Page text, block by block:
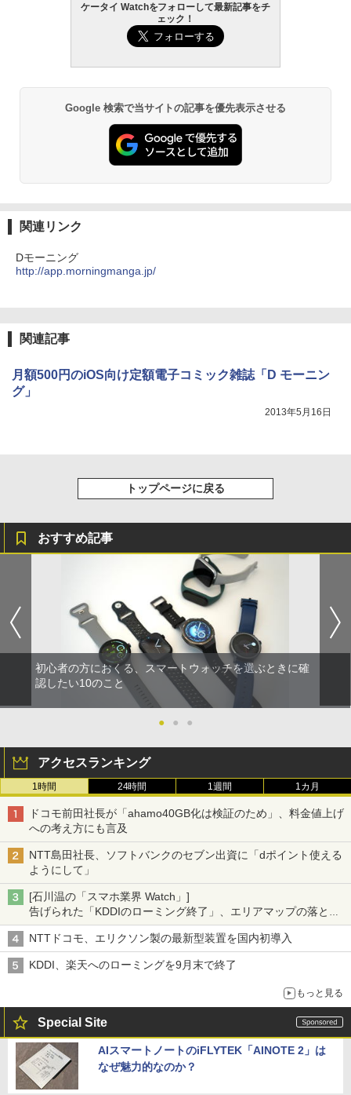
ケータイ Watchをフォローして最新記事をチ
ェック！
Google 検索で当サイトの記事を優先表示させる
関連リンク
Dモーニング
http://app.morningmanga.jp/
関連記事
月額500円のiOS向け定額電子コミック雑誌「D モーニン
グ」
2013年5月16日
トップページに戻る
おすすめ記事
初心者の方におくる、スマートウォッチを選ぶときに確
認したい10のこと
● ● ●
アクセスランキング
1時間 24時間 1週間 1カ月
ドコモ前田社長が「ahamo40GB化は検証のため」、料金値上げ
への考え方にも言及
NTT島田社長、ソフトバンクのセブン出資に「dポイント使える
ようにして」
[石川温の「スマホ業界 Watch」]
告げられた「KDDIのローミング終了」、エリアマップの落とし
穴と楽天モバイルの課題
NTTドコモ、エリクソン製の最新型装置を国内初導入
KDDI、楽天へのローミングを9月末で終了
もっと見る
Special Site
AIスマートノートのiFLYTEK「AINOTE 2」は
なぜ魅力的なのか？